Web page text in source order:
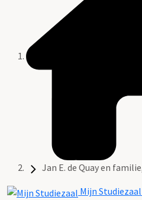
Jan E. de Quay en
Mijn